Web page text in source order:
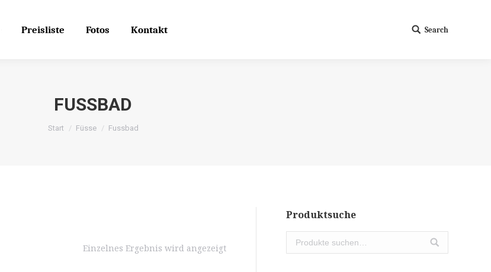
Preisliste Fotos Kontakt Search:
Search
FUSSBAD
Start Füsse Fussbad
Einzelnes Ergebnis wird angezeigt
Produktsuche